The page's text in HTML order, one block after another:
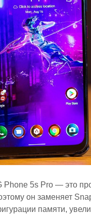
5s Pro — это
он заменяет
памяти,